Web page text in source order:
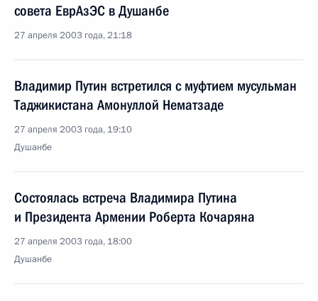
совета ЕврАзЭС в Душанбе
27 апреля 2003 года, 21:18
Владимир Путин встретился с муфтием мусульман
Таджикистана Амонуллой Нематзаде
27 апреля 2003 года, 19:10
Душанбе
Состоялась встреча Владимира Путина
и Президента Армении Роберта Кочаряна
27 апреля 2003 года, 18:00
Душанбе